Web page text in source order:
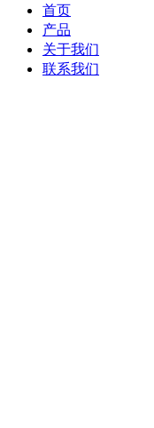
首页
产品
关于我们
联系我们